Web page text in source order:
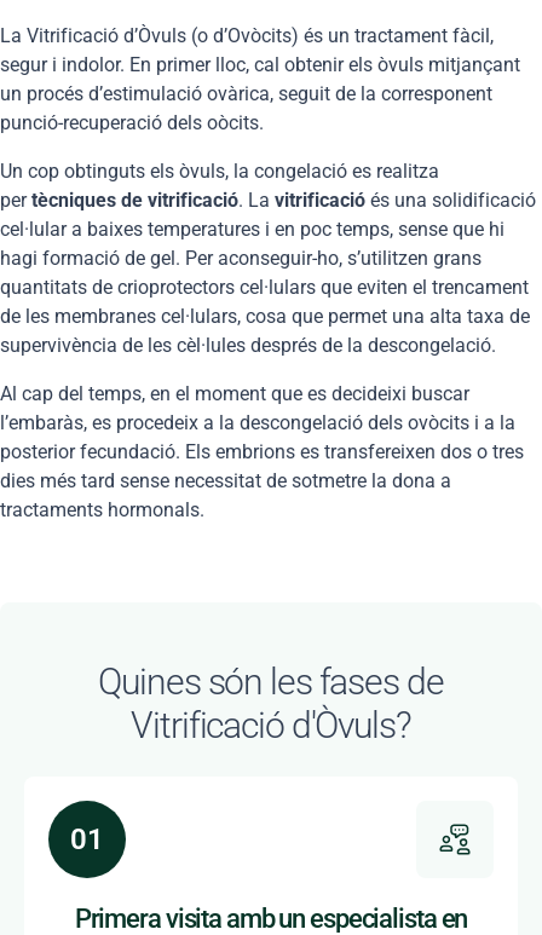
La Vitrificació d’Òvuls (o d’Ovòcits) és un tractament fàcil,
segur i indolor. En primer lloc, cal obtenir els òvuls mitjançant
un procés d’estimulació ovàrica, seguit de la corresponent
punció-recuperació dels oòcits.
Un cop obtinguts els òvuls, la congelació es realitza
pertècniques de vitrificació. La vitrificació és una solidificació
cel·lular a baixes temperatures i en poc temps, sense que hi
hagi formació de gel. Per aconseguir-ho, s’utilitzen grans
quantitats de crioprotectors cel·lulars que eviten el trencament
de les membranes cel·lulars, cosa que permet una alta taxa de
supervivència de les cèl·lules després de la descongelació.
Al cap del temps, en el moment que es decideixi buscar
l’embaràs, es procedeix a la descongelació dels ovòcits i a la
posterior fecundació. Els embrions es transfereixen dos o tres
dies més tard sense necessitat de sotmetre la dona a
tractaments hormonals.
Quines són les fases de
Vitrificació d'Òvuls?
Primera visita amb un especialista en